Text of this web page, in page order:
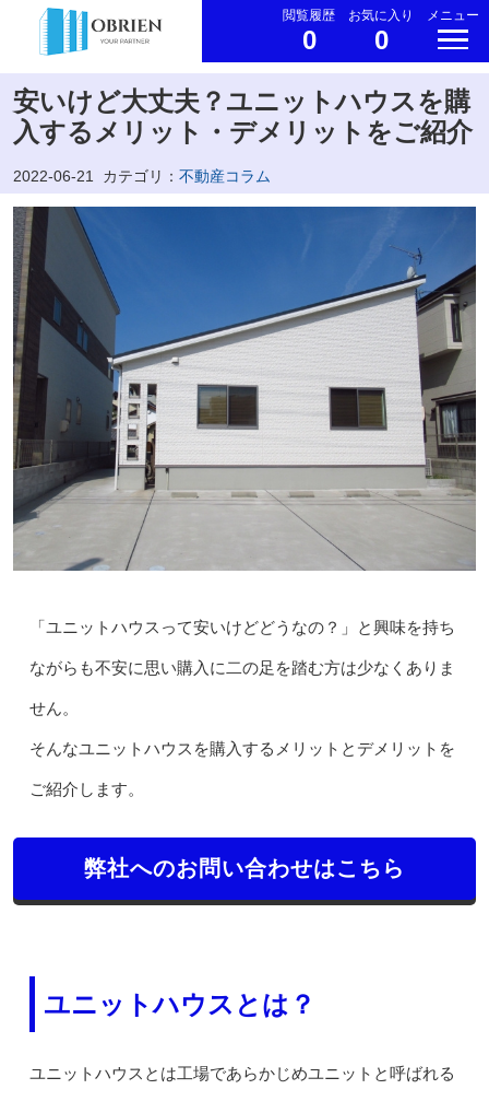
閲覧履歴
0
お気に入り
0
メニュー
安いけど大丈夫？ユニットハウスを購
入するメリット・デメリットをご紹介
2022-06-21 カテゴリ： 不動産コラム
「ユニットハウスって安いけどどうなの？」と興味を持ち
ながらも不安に思い購入に二の足を踏む方は少なくありま
せん。
そんなユニットハウスを購入するメリットとデメリットを
ご紹介します。
弊社へのお問い合わせはこちら
ユニットハウスとは？
ユニットハウスとは工場であらかじめユニットと呼ばれる